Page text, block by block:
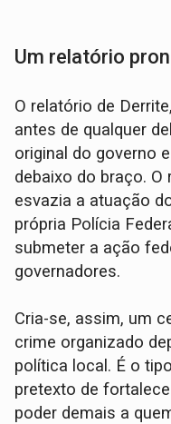
Um relatório
O relatório de
antes de qualquer
original do governo
debaixo do braço. O
esvazia a atuação
própria Polícia
submeter a ação
governadores.
Cria-se, assim, um
crime organizado
política local. É o
pretexto de
poder demais a